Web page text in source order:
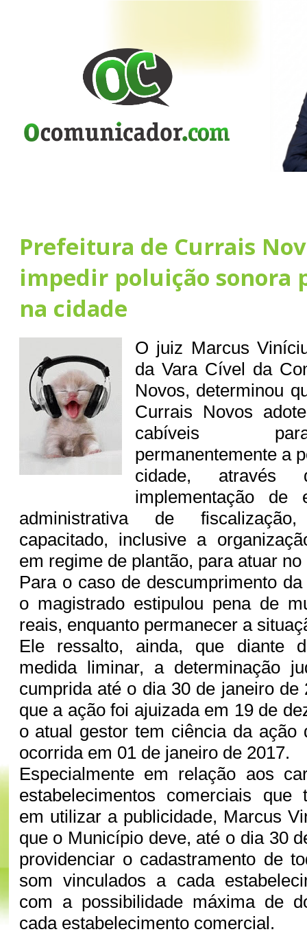
Prefeitura de Currais
impedir poluição sonora
na cidade
O juiz Marcus
da Vara Cível da
Novos, determinou
Currais Novos
cabíveis
permanentemente a
cidade,
implementação de
administrativa de
capacitado, inclusive a
em regime de plantão, para atuar
Para o caso de descumprimento
o magistrado estipulou pena de
reais, enquanto permanecer a
Ele ressalto, ainda, que diante
medida liminar, a determinação
cumprida até o dia 30 de janeiro de
que a ação foi ajuizada em 19 de
o atual gestor tem ciência da ação
ocorrida em 01 de janeiro de 2017.
Especialmente em relação aos
estabelecimentos comerciais que
em utilizar a publicidade, Marcus
que o Município deve, até o dia 30
providenciar o cadastramento de
som vinculados a cada
com a possibilidade máxima de
cada estabelecimento comercial.